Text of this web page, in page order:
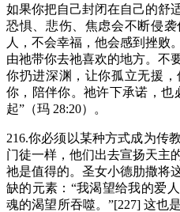
如果你把自己封闭在自己的舒
恐惧、悲伤、焦虑会不断侵
人，不会幸福，他会感到挫败
由祂带你去祂喜欢的地方。不
你扔进深渊，让你孤立无援
你，陪伴你。祂许下承诺，也
起”（玛 28:20）。
216.你必须以某种方式成为传
门徒一样，他们出去宣扬天主
祂是值得的。圣女小德肋撒将
缺的元素：“我渴望给我的爱
魂的渴望所吞噬。”[227] 这也